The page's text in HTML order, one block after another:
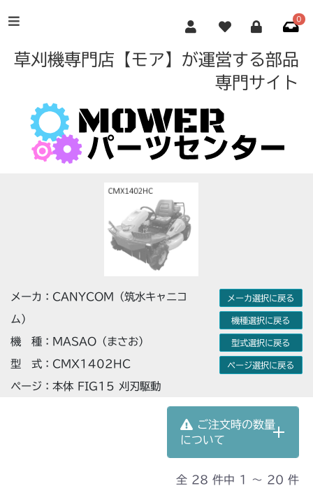
0
草刈機専門店【モア】が運営する部品
専門サイト
メーカ：CANYCOM（筑水キャニコ
ム）
機 種：MASAO（まさお）
型 式：CMX1402HC
ページ：本体 FIG15 刈刃駆動
メーカ選択に戻る
機種選択に戻る
型式選択に戻る
ページ選択に戻る
ご注文時の数量
について
全 28 件中 1 〜 20 件